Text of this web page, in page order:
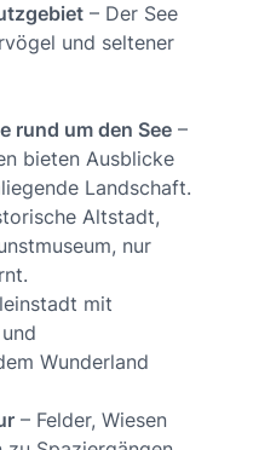
– Der See
und seltener
rund um den See –
bieten Ausblicke
Landschaft.
Altstadt,
nur
mit
Wunderland
– Felder, Wiesen